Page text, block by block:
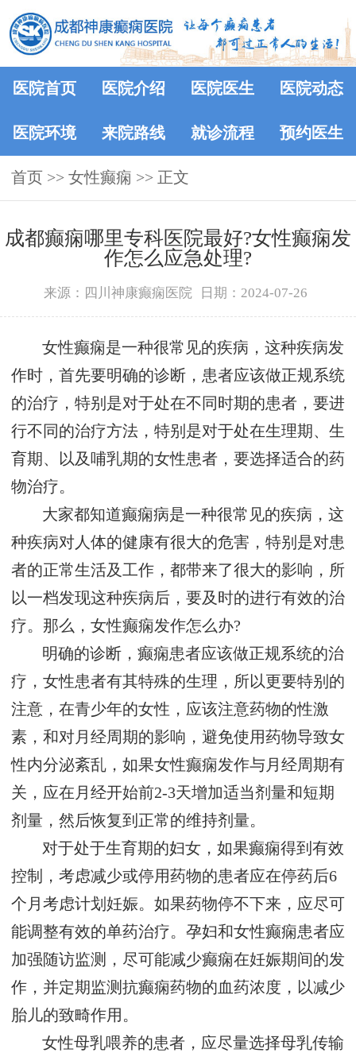
医院首页 医院介绍 医院医生 医院动态
医院环境 来院路线 就诊流程 预约医生
首页 >> 女性癫痫 >> 正文
成都癫痫哪里专科医院最好?女性癫痫发
作怎么应急处理?
来源：四川神康癫痫医院 日期：2024-07-26
女性癫痫是一种很常见的疾病，这种疾病发
作时，首先要明确的诊断，患者应该做正规系统
的治疗，特别是对于处在不同时期的患者，要进
行不同的治疗方法，特别是对于处在生理期、生
育期、以及哺乳期的女性患者，要选择适合的药
物治疗。
大家都知道癫痫病是一种很常见的疾病，这
种疾病对人体的健康有很大的危害，特别是对患
者的正常生活及工作，都带来了很大的影响，所
以一档发现这种疾病后，要及时的进行有效的治
疗。那么，女性癫痫发作怎么办?
明确的诊断，癫痫患者应该做正规系统的治
疗，女性患者有其特殊的生理，所以更要特别的
注意，在青少年的女性，应该注意药物的性激
素，和对月经周期的影响，避免使用药物导致女
性内分泌紊乱，如果女性癫痫发作与月经周期有
关，应在月经开始前2-3天增加适当剂量和短期
剂量，然后恢复到正常的维持剂量。
对于处于生育期的妇女，如果癫痫得到有效
控制，考虑减少或停用药物的患者应在停药后6
个月考虑计划妊娠。如果药物停不下来，应尽可
能调整有效的单药治疗。孕妇和女性癫痫患者应
加强随访监测，尽可能减少癫痫在妊娠期间的发
作，并定期监测抗癫痫药物的血药浓度，以减少
胎儿的致畸作用。
女性母乳喂养的患者，应尽量选择母乳传输